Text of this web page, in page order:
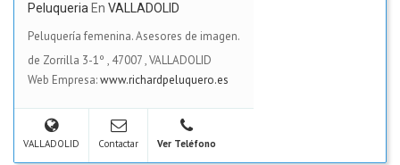
Peluqueria En VALLADOLID
Peluquería femenina. Asesores de imagen.
de Zorrilla 3-1º , 47007,VALLADOLID
Web Empresa:www.richardpeluquero.es
VALLADOLID Contactar Ver Teléfono